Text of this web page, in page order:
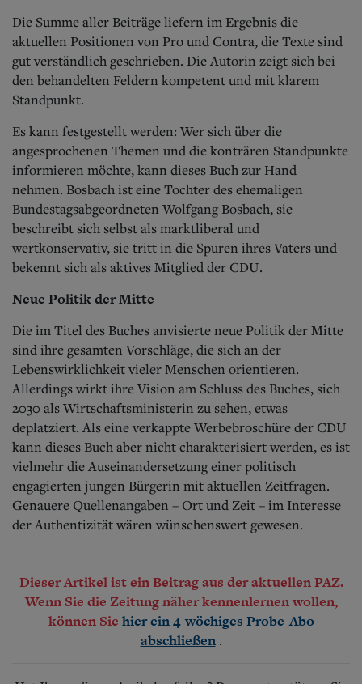
Die Summe aller Beiträge liefern im Ergebnis die
aktuellen Positionen von Pro und Contra, die Texte sind
gut verständlich geschrieben. Die Autorin zeigt sich bei
den behandelten Feldern kompetent und mit klarem
Standpunkt.
Es kann festgestellt werden: Wer sich über die
angesprochenen Themen und die konträren Standpunkte
informieren möchte, kann dieses Buch zur Hand
nehmen. Bosbach ist eine Tochter des ehemaligen
Bundestagsabgeordneten Wolfgang Bosbach, sie
beschreibt sich selbst als marktliberal und
wertkonservativ, sie tritt in die Spuren ihres Vaters und
bekennt sich als aktives Mitglied der CDU.
Neue Politik der Mitte
Die im Titel des Buches anvisierte neue Politik der Mitte
sind ihre gesamten Vorschläge, die sich an der
Lebenswirklichkeit vieler Menschen orientieren.
Allerdings wirkt ihre Vision am Schluss des Buches, sich
2030 als Wirtschaftsministerin zu sehen, etwas
deplatziert. Als eine verkappte Werbebroschüre der CDU
kann dieses Buch aber nicht charakterisiert werden, es ist
vielmehr die Auseinandersetzung einer politisch
engagierten jungen Bürgerin mit aktuellen Zeitfragen.
Genauere Quellenangaben – Ort und Zeit – im Interesse
der Authentizität wären wünschenswert gewesen.
Dieser Artikel ist ein Beitrag aus der aktuellen PAZ.
Wenn Sie die Zeitung näher kennenlernen wollen,
können Sie hier ein 4-wöchiges Probe-Abo
abschließen .